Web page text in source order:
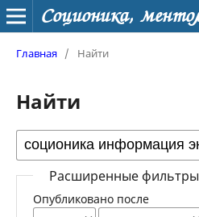
Главная / Найти
Найти
Расширенные фильтры
Опубликовано после